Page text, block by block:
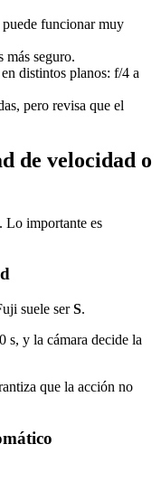
funcionar muy
más seguro.
distintos planos: f/4 a
pero revisa que el
de velocidad o
Lo importante es
suele serS.
s, y la cámara decide la
que la acción no